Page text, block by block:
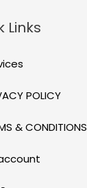
Links
POLICY
& CONDITIONS